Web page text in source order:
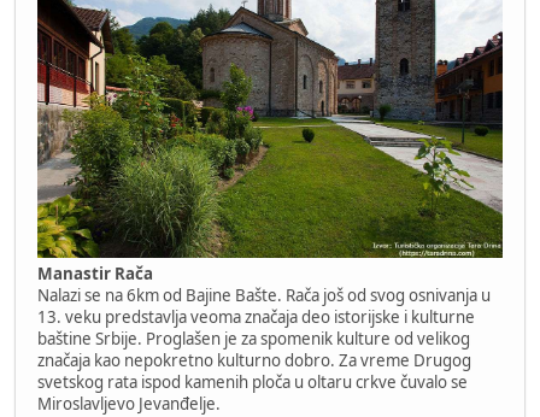
Manastir Rača
Nalazi se na 6km od Bajine Bašte. Rača još od svog osnivanja u
13. veku predstavlja veoma značaja deo istorijske i kulturne
baštine Srbije. Proglašen je za spomenik kulture od velikog
značaja kao nepokretno kulturno dobro. Za vreme Drugog
svetskog rata ispod kamenih ploča u oltaru crkve čuvalo se
Miroslavljevo Jevanđelje.